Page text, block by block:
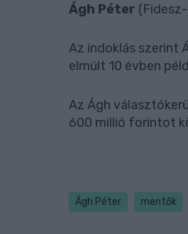
Ágh Péter
Az indoklás szerint
elmúlt 10 évben
Az Ágh
600 millió forintot
Ágh Péter mentők